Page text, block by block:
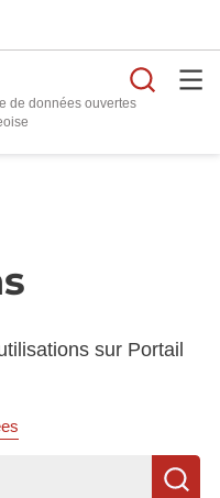
de données ouvertes
sur Portail